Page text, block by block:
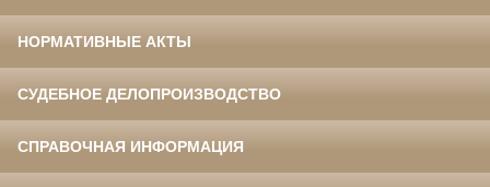
НОРМАТИВНЫЕ АКТЫ
СУДЕБНОЕ ДЕЛОПРОИЗВОДСТВО
СПРАВОЧНАЯ ИНФОРМАЦИЯ